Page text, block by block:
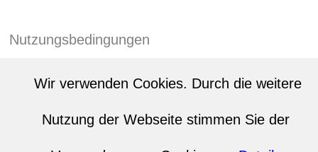
Wir verwenden Cookies. Durch die weitere
Nutzung der Webseite stimmen Sie der
Nutzungsbedingungen
Datenschutz